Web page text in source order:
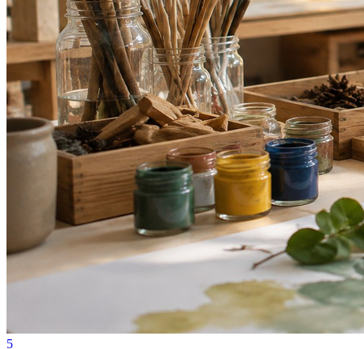
Fortaleza
5